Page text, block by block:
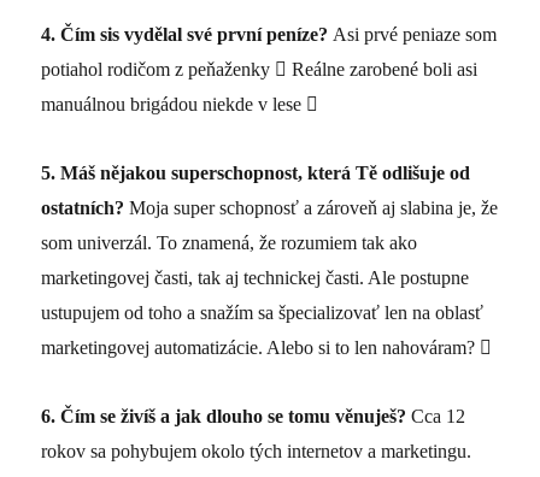
4.Čím sis vydělal své první peníze? Asi prvé peniaze som
potiahol rodičom z peňaženky  Reálne zarobené boli asi
manuálnou brigádou niekde v lese 
5.Máš nějakou superschopnost, která Tě odlišuje od
ostatních?Moja super schopnosť a zároveň aj slabina je, že
som univerzál. To znamená, že rozumiem tak ako
marketingovej časti, tak aj technickej časti. Ale postupne
ustupujem od toho a snažím sa špecializovať len na oblasť
marketingovej automatizácie. Alebo si to len nahováram? 
6.Čím se živíš a jak dlouho se tomu věnuješ? Cca 12
rokov sa pohybujem okolo tých internetov a marketingu.